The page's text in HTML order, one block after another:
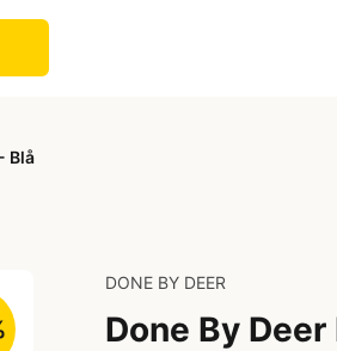
Blå
DONE BY DEER
Done By